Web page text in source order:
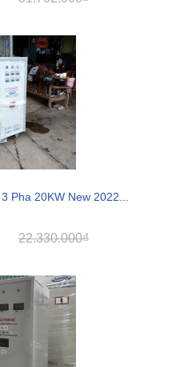
Pha 20KW New 2022...
22.330.000₫